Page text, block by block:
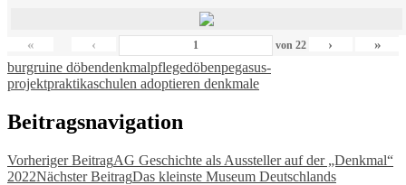
« ‹ von 22 › »
burgruine döbendenkmalpflegedöbenpegasus-
projektpraktikaschulen adoptieren denkmale
Beitragsnavigation
Vorheriger BeitragAG Geschichte als Aussteller auf der „Denkmal“
2022Nächster BeitragDas kleinste Museum Deutschlands